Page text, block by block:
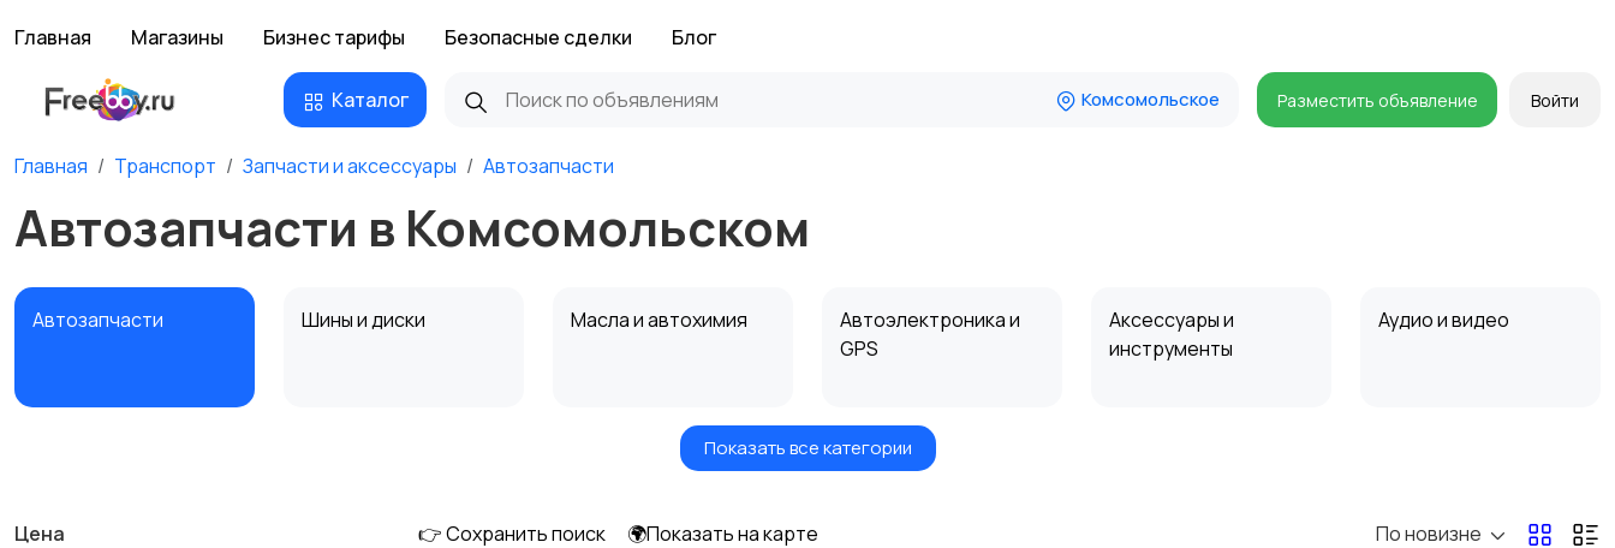
Главная Магазины Бизнес тарифы Безопасные сделки Блог
Каталог Комсомольское Разместить объявление Войти
Главная Транспорт Запчасти и аксессуары Автозапчасти
Автозапчасти в Комсомольском
Автозапчасти Шины и диски Масла и автохимия
Автоэлектроника и
GPS
Аксессуары и
инструменты
Аудио и видео
Мотоэкипировка
Другие запчасти
Показать все категории
Цена 👉 Сохранить поиск 🌍Показать на карте По новизне